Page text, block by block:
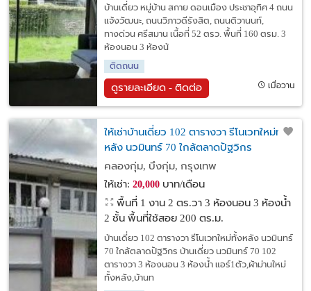
บ้านเดี่ยว หมู่บ้าน สกาย ดอนเมือง ประชาอุทิศ 4 ถนน
แจ้งวัฒนะ, ถนนวิภาวดีรังสิต, ถนนติวานนท์,
ทางด่วน ศรีสมาน เนื้อที่ 52 ตรว. พื้นที่ 160 ตรม. 3
ห้องนอน 3 ห้องน้
ติดถนน
ดูรายละเอียด - ติดต่อ เมื่อวาน
ให้เช่าบ้านเดี่ยว 102 ตารางวา รีโนเวทใหม่ทั้ง
หลัง นวมินทร์ 70 ใกล้ตลาดปัฐวิกร
คลองกุ่ม, บึงกุ่ม, กรุงเทพ
ให้เช่า: 20,000บาท/เดือน
พื้นที่ 1 งาน 2 ตร.วา 3 ห้องนอน 3 ห้องน้ำ
2 ชั้น พื้นที่ใช้สอย 200 ตร.ม.
บ้านเดี่ยว 102 ตารางวา รีโนเวทใหม่ทั้งหลัง นวมินทร์
70 ใกล้ตลาดปัฐวิกร บ้านเดี่ยว นวมินทร์ 70 102
ตารางวา 3 ห้องนอน 3 ห้องน้ำ แอร์1ตัว,ผ้าม่านใหม่
ทั้งหลัง,บ้านท